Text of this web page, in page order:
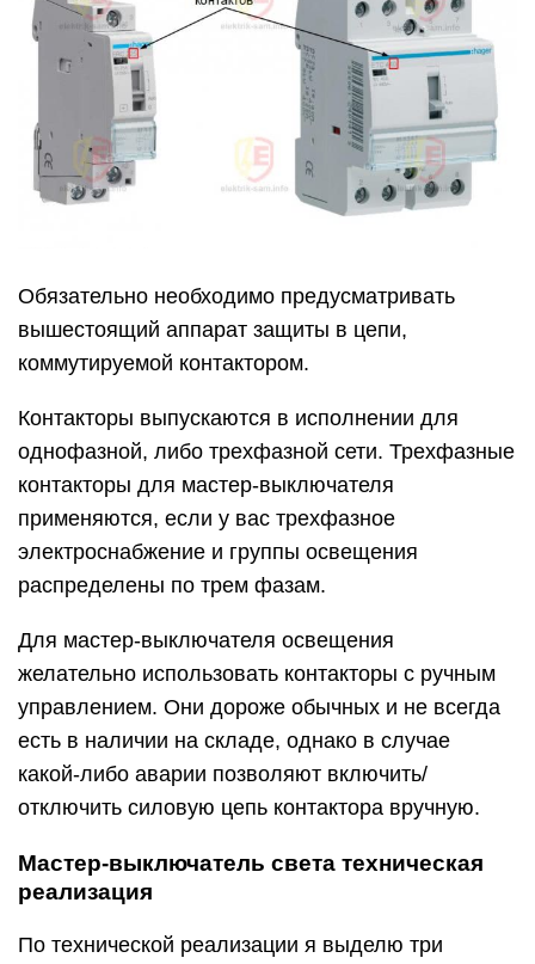
Обязательно необходимо предусматривать
вышестоящий аппарат защиты в цепи,
коммутируемой контактором.
Контакторы выпускаются в исполнении для
однофазной, либо трехфазной сети. Трехфазные
контакторы для мастер-выключателя
применяются, если у вас трехфазное
электроснабжение и группы освещения
распределены по трем фазам.
Для мастер-выключателя освещения
желательно использовать контакторы с ручным
управлением. Они дороже обычных и не всегда
есть в наличии на складе, однако в случае
какой-либо аварии позволяют включить/
отключить силовую цепь контактора вручную.
Мастер-выключатель света техническая
реализация
По технической реализации я выделю три